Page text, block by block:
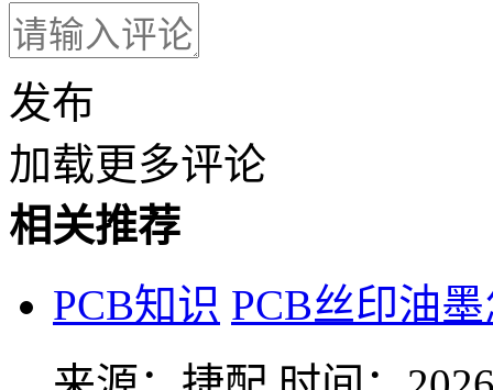
发布
加载更多评论
相关推荐
PCB知识 PCB丝印油